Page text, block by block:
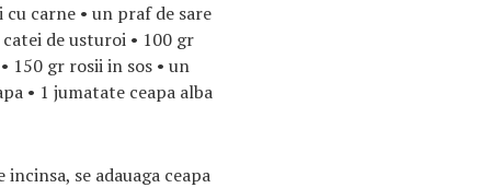
carne • un praf de sare
de usturoi • 100 gr
150 gr rosii in sos • un
• 1 jumatate ceapa alba
se adauaga ceapa